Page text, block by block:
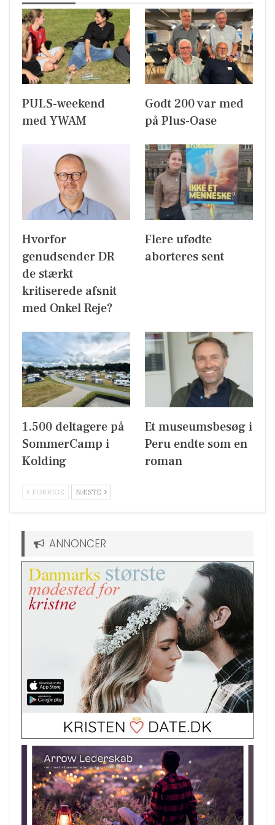
PULS-weekend
med YWAM
Godt 200 var med
på Plus-Oase
Hvorfor
genudsender DR
de stærkt
kritiserede afsnit
med Onkel Reje?
Flere ufødte
aborteres sent
1.500 deltagere på
SommerCamp i
Kolding
Et museumsbesøg i
Peru endte som en
roman
FORRIGE NÆSTE
ANNONCER